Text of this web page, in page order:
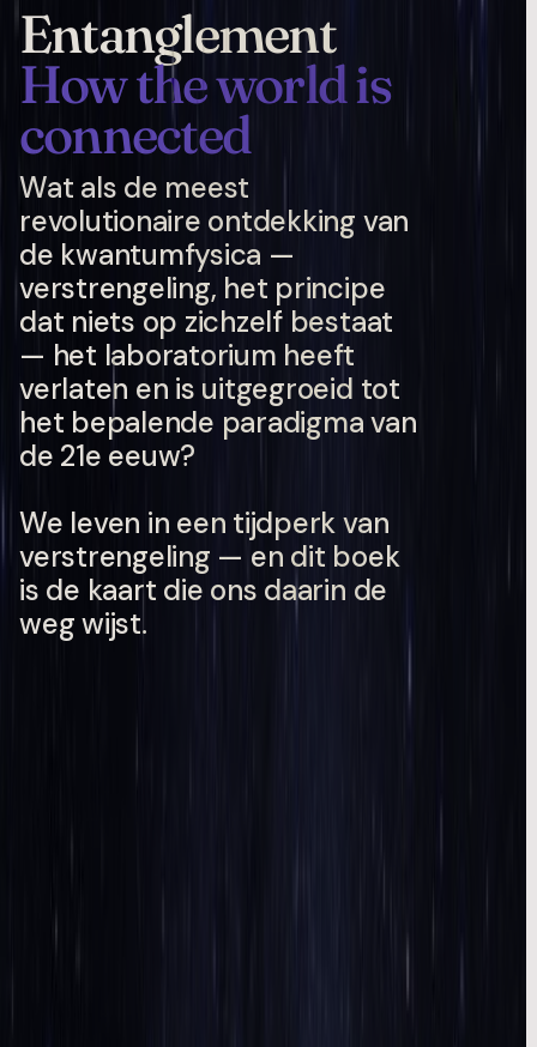
Entanglement
How the world is
connected
Wat als de meest
revolutionaire ontdekking van
de kwantumfysica —
verstrengeling, het principe
dat niets op zichzelf bestaat
— het laboratorium heeft
verlaten en is uitgegroeid tot
het bepalende paradigma van
de 21e eeuw?
We leven in een tijdperk van
verstrengeling — en dit boek
is de kaart die ons daarin de
weg wijst.